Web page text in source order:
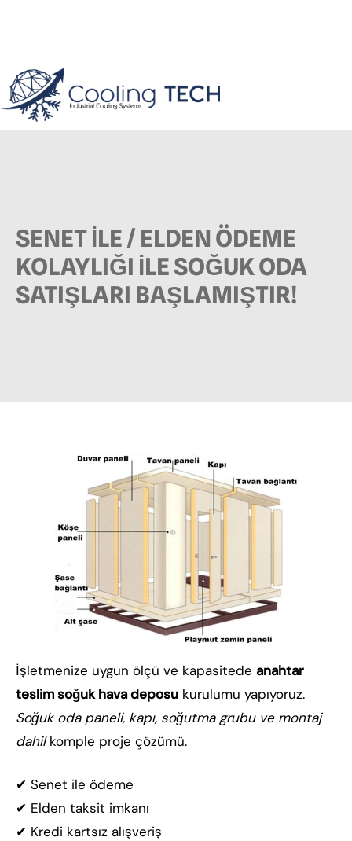
SENET İLE / ELDEN ÖDEME
KOLAYLIĞI İLE SOĞUK ODA
SATIŞLARI BAŞLAMIŞTIR!
İşletmenize uygun ölçü ve kapasitede anahtar
teslim soğuk hava deposu kurulumu yapıyoruz.
Soğuk oda paneli, kapı, soğutma grubu ve montaj
dahilkomple proje çözümü.
✔ Senet ile ödeme
✔ Elden taksit imkanı
✔ Kredi kartsız alışveriş